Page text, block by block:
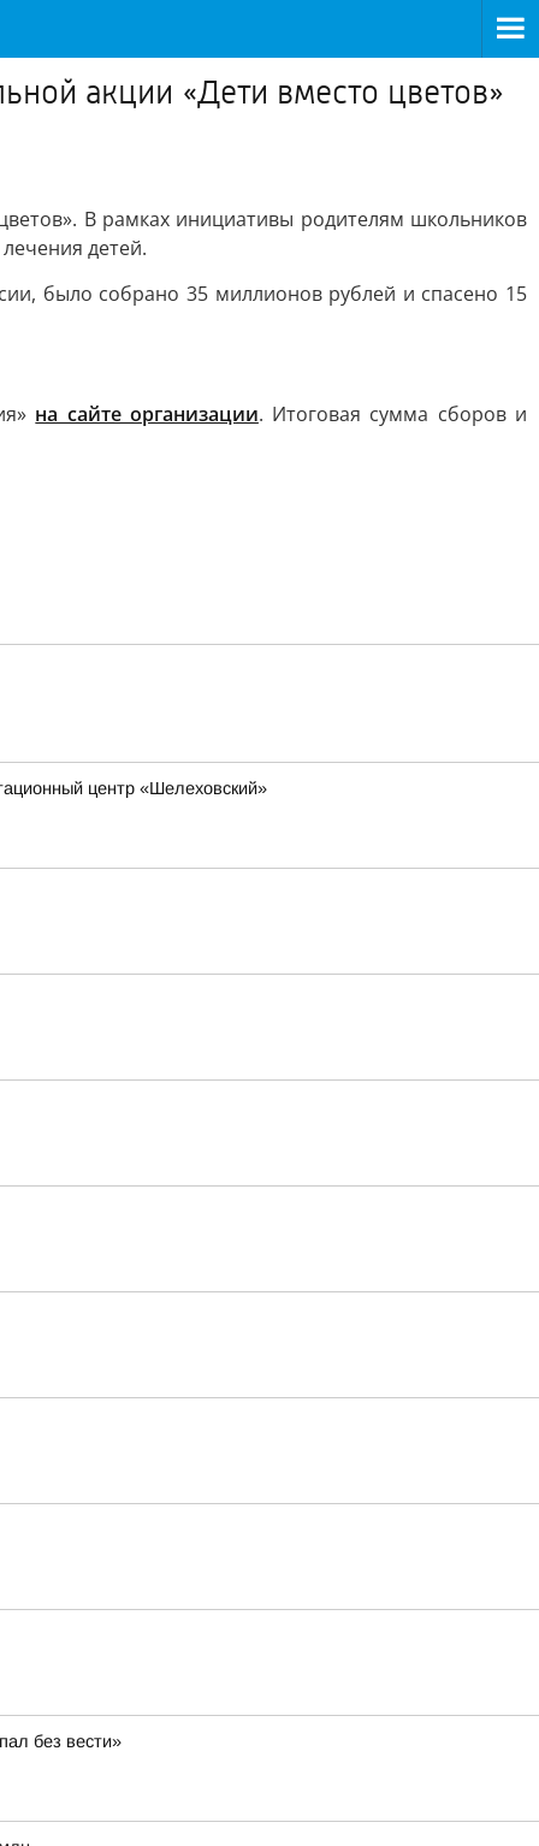
акции «Дети вместо цветов»
В рамках инициативы родителям школьников
детей.
было собрано 35 миллионов рублей и спасено 15
на сайте организации. Итоговая сумма сборов и
центр «Шелеховский»
без вести»